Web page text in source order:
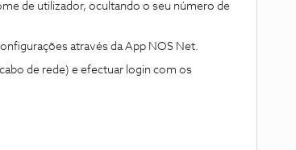
de utilizador, ocultando o seu número de
através da App NOS Net.
de rede) e efectuar login com os